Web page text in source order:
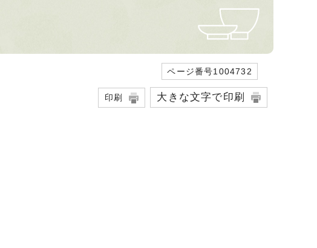
ページ番号1004732
印刷 大きな文字で印刷